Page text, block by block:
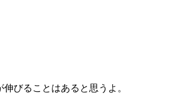
びることはあると思うよ。